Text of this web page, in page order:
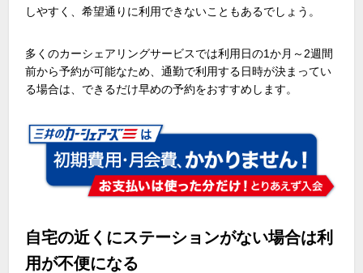
しやすく、希望通りに利用できないこともあるでしょう。
多くのカーシェアリングサービスでは利用日の1か月～ 2週間
前から予約が可能なため、通勤で利用する日時が決まってい
る場合は、できるだけ早めの予約をおすすめします。
自宅の近くにステーションがない場合は利
用が不便になる